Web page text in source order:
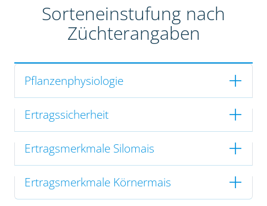
Sorteneinstufung nach
Züchterangaben
Pflanzenphysiologie
Ertragssicherheit
Ertragsmerkmale Silomais
Ertragsmerkmale Körnermais